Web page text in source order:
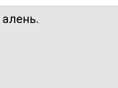
алень.